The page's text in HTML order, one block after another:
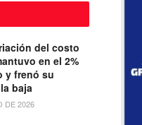
del costo
en el 2%
y frenó su
baja
DE 2026